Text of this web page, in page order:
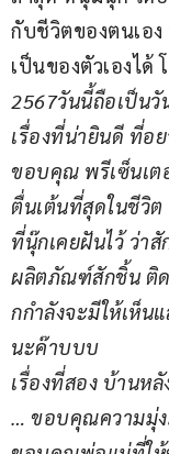
กับชีวิตของตนเอ
เป็นของตัวเองได้
2567วันนี้ถือเป็น
เรื่องที่น่ายินดี ที่อ
ขอบคุณ พรีเซ็นเต
ตื่นเต้นที่สุดในชีวิต
ที่นุ๊กเคยฝันไว้ ว่า
ผลิตภัณฑ์สักชิ้น ติ
กกำลังจะมีให้เห็น
นะค๊าบบบ
เรื่องที่สอง บ้านหลั
… ขอบคุณความมุ่ง